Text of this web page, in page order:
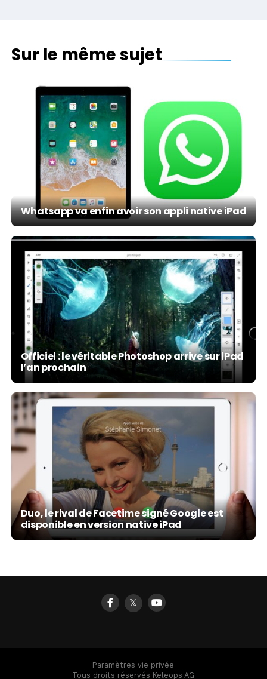
Sur le même sujet
Whatsapp va enfin avoir son appli native iPad
Officiel : le véritable Photoshop arrive sur iPad
l’an prochain
Duo, le rival de Facetime signé Google est
disponible en version native iPad
𝕏
Paramètres vie privée
Tous droits réservés Keleops AG